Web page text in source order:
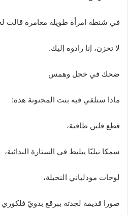
في شنطة امرأة طويلة مغامرة قالت
لا تحزن، إنا رادوه إليك.
ضحك في خجل وهمس
ماذا ستلقي فيه بنت المجنونة هذه:
قطع فلين طافية،
سمكا نيليّا يبلبط في السنارة البدائية،
لوحات مودلياني النحيلة،
صورا قديمة لجدته ببرقع بدويّ فلكوري